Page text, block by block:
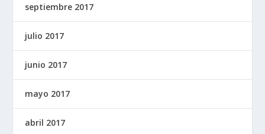
septiembre 2017
julio 2017
junio 2017
mayo 2017
abril 2017